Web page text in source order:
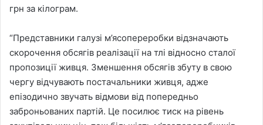
грн за кілограм.
“Представники галузі м’ясопереробки відзначають
скорочення обсягів реалізації на тлі відносно сталої
пропозиції живця. Зменшення обсягів збуту в свою
чергу відчувають постачальники живця, адже
епізодично звучать відмови від попередньо
заброньованих партій. Це посилює тиск на рівень